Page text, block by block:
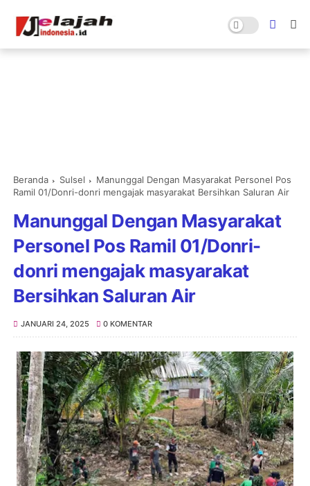
Beranda Sulsel
Manunggal Dengan Masyarakat Personel Pos
Ramil 01/Donri-donri mengajak masyarakat Bersihkan Saluran Air
Manunggal Dengan Masyarakat
Personel Pos Ramil 01/Donri-
donri mengajak masyarakat
Bersihkan Saluran Air
JANUARI 24, 2025 0 KOMENTAR